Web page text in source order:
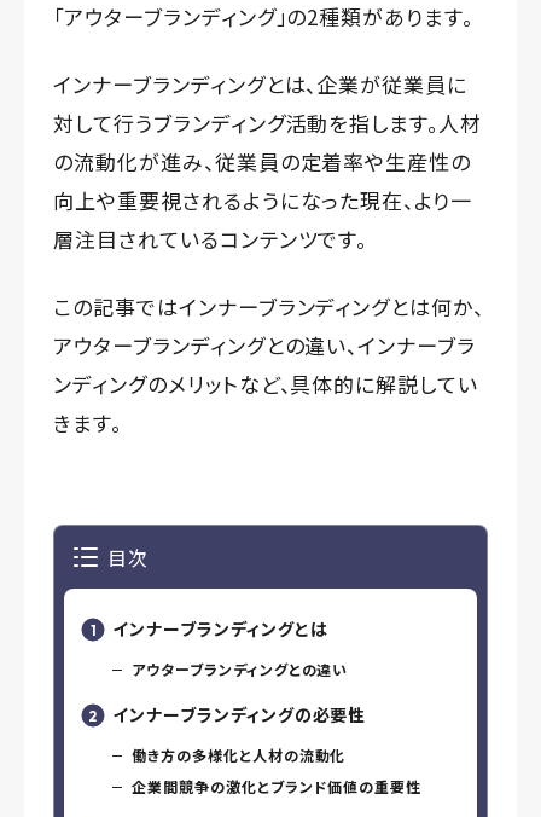
「アウターブランディング」の2種類があります。
インナーブランディングとは、企業が従業員に
対して行うブランディング活動を指します。人材
の流動化が進み、従業員の定着率や生産性の
向上や重要視されるようになった現在、より一
層注目されているコンテンツです。
この記事ではインナーブランディングとは何か、
アウターブランディングとの違い、インナーブラ
ンディングのメリットなど、具体的に解説してい
きます。
目次
インナーブランディングとは
アウターブランディングとの違い
インナーブランディングの必要性
働き方の多様化と人材の流動化
企業間競争の激化とブランド価値の重要性